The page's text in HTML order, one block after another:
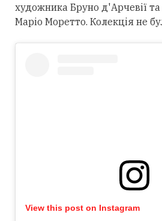
художника Бруно д'Арчевії
Маріо Моретто. Колекція не
View this post on Instagram